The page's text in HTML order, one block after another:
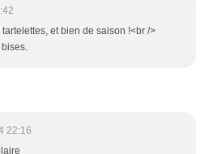
et bien de saison !<br />
22:16